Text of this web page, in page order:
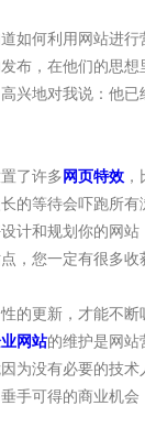
何利用网站进行
布，在他们的思
兴地对我说：他
了许多 网页特效
的等待会吓跑所
计和规划你的网
，您一定有很多收
更新，才能不断
网站的维护是网站
为没有必要的技
手可得的商业机会